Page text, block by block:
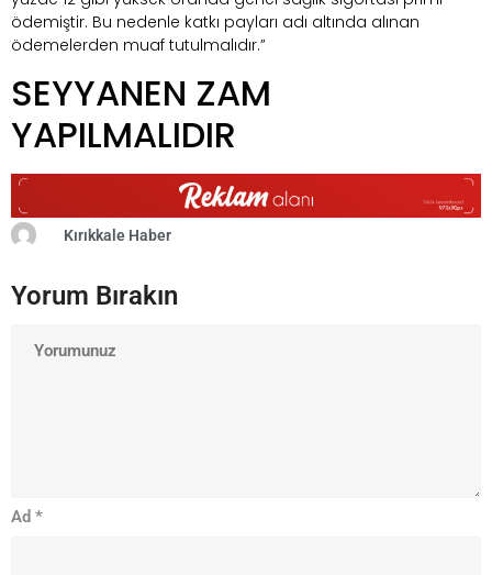
ödemiştir. Bu nedenle katkı payları adı altında alınan
ödemelerden muaf tutulmalıdır.”
SEYYANEN ZAM
YAPILMALIDIR
Kırıkkale Haber
Yorum Bırakın
Ad *